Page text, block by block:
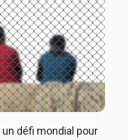
défi mondial pour